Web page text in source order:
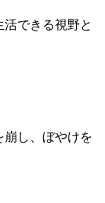
できる視野と
崩し、ぼやけを